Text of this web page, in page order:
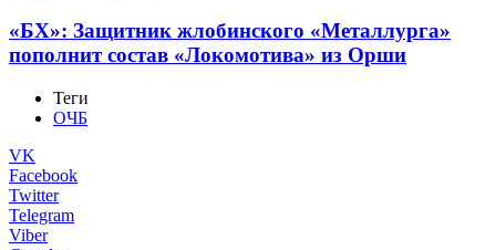
«БХ»: Защитник жлобинского «Металлурга»
пополнит состав «Локомотива» из Орши
Теги
ОЧБ
VK
Facebook
Twitter
Telegram
Viber